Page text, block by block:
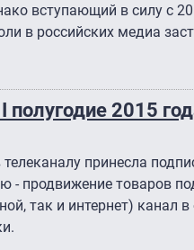
вступающий в силу с
в российских медиа
2015
принесла
- продвижение товаров
так и интернет) канал